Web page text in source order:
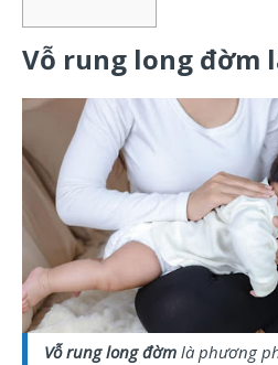
Vỗ rung long đờm
Vỗ rung long đờm là phương